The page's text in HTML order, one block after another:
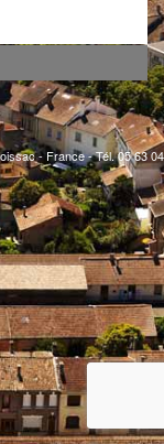
- France - Tél. 05 63 04